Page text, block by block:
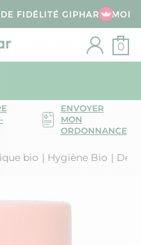
FIDÉLITÉ GIPHAR & MOI
0
ENVOYER
MON
ORDONNANCE
bio Hygiène Bio